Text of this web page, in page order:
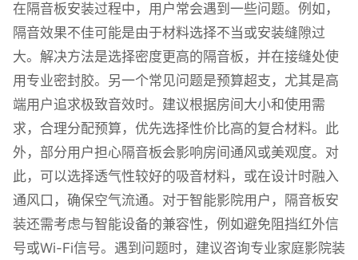
在隔音板安装过程中，用户常会遇到一些问题。例如，
隔音效果不佳可能是由于材料选择不当或安装缝隙过
大。解决方法是选择密度更高的隔音板，并在接缝处使
用专业密封胶。另一个常见问题是预算超支，尤其是高
端用户追求极致音效时。建议根据房间大小和使用需
求，合理分配预算，优先选择性价比高的复合材料。此
外，部分用户担心隔音板会影响房间通风或美观度。对
此，可以选择透气性较好的吸音材料，或在设计时融入
通风口，确保空气流通。对于智能影院用户，隔音板安
装还需考虑与智能设备的兼容性，例如避免阻挡红外信
号或Wi-Fi信号。遇到问题时，建议咨询专业家庭影院装